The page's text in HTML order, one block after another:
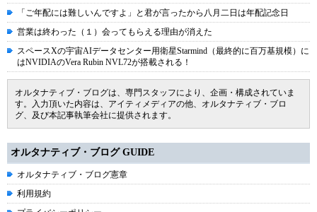
「ご年配には難しいんですよ」と君が言ったから八月二日は年配記念日
営業は終わった（１）会ってもらえる理由が消えた
スペースXの宇宙AIデータセンター用衛星Starmind（最終的に百万基規模）に
はNVIDIAのVera Rubin NVL72が搭載される！
オルタナティブ・ブログは、専門スタッフにより、企画・構成されていま
す。入力頂いた内容は、アイティメディアの他、オルタナティブ・ブロ
グ、及び本記事執筆会社に提供されます。
オルタナティブ・ブログ GUIDE
オルタナティブ・ブログ憲章
利用規約